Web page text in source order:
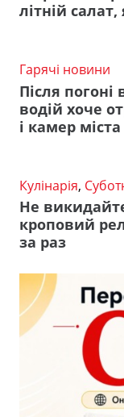
літній
Гарячі новини
Після
водій хоче
і камер міста
Кулінарія,
Не
кроповий
за раз